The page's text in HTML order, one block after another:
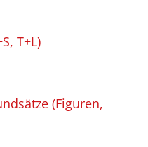
T+L)
(Figuren,